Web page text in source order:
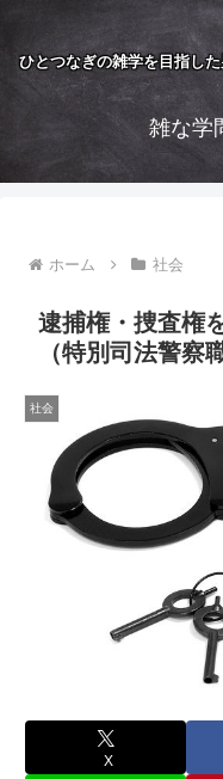
ひとつなぎの雑学を目指し
雑な学
ホーム 社会
逮捕権・捜査権
（特別司法警察
社会
X